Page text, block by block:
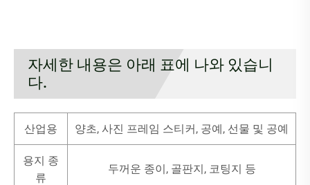
자세한 내용은 아래 표에 나와 있습니
다.
산업용 양초, 사진 프레임 스티커, 공예, 선물 및 공예
용지 종
류
두꺼운 종이, 골판지, 코팅지 등